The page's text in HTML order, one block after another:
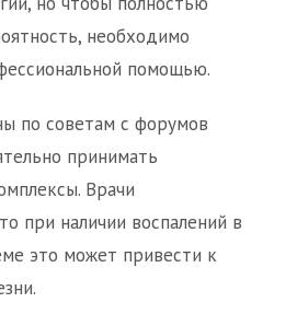
необходимо
помощью.
по советам с форумов
принимать
Врачи
при наличии воспалений в
это может привести к